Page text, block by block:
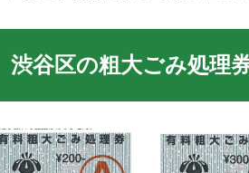
渋谷区の粗大ごみ処理